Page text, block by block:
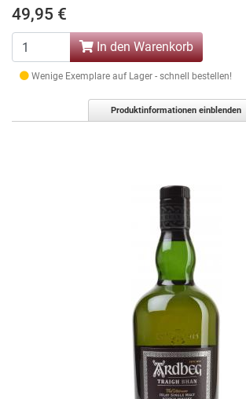
49,95 €
In den Warenkorb
Wenige Exemplare auf Lager - schnell bestellen!
Produktinformationen einblenden